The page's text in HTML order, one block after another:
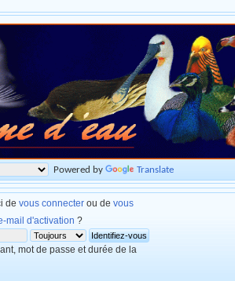
Powered by Translate
de vous connecter ou de vous
mail d'activation ?
mot de passe et durée de la